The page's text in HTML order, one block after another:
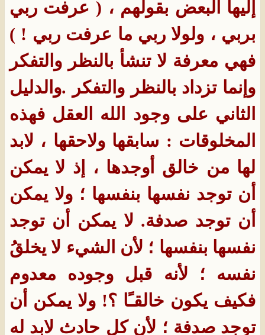
إليها البعض بقولهم ، ( عرفت ربي
بربي ، ولولا ربي ما عرفت ربي ! )
فهي معرفة لا تنشأ بالنظر والتفكر
وإنما تزداد بالنظر والتفكر
.والدليل
الثاني على وجود الله العقل فهذه
المخلوقات : سابقها ولاحقها ، لابد
لها من خالق أوجدها ، إذ لا يمكن
أن توجد نفسها بنفسها ؛ ولا يمكن
أن توجد صدفة. لا يمكن أن توجد
نفسها بنفسها ؛ لأن الشيء لا يخلقُ
نفسه ؛ لأنه قبل وجوده معدوم
فكيف يكون خالقـًا ؟! ولا يمكن أن
توجد صدفة ؛ لأن كل حادث لابد له